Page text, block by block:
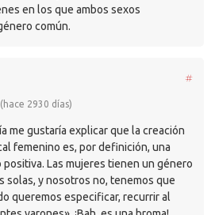
en los que ambos sexos
común.
#
2930 días)
me gustaría explicar que la creación
femenino es, por definición, una
Las mujeres tienen un género
solas, y nosotros no, tenemos que
queremos especificar, recurrir al